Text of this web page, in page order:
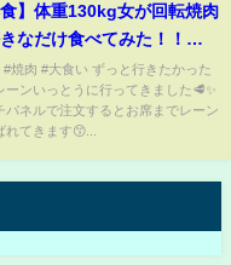
食】体重130kg女が回転焼肉
なだけ食べてみた！！
レーン焼肉 いっとう】
#焼肉 #大食い ずっと行きたかった
ーンいっとうに行ってきました🥩✨
パネルで注文するとお席までレーン
れてきます😙...